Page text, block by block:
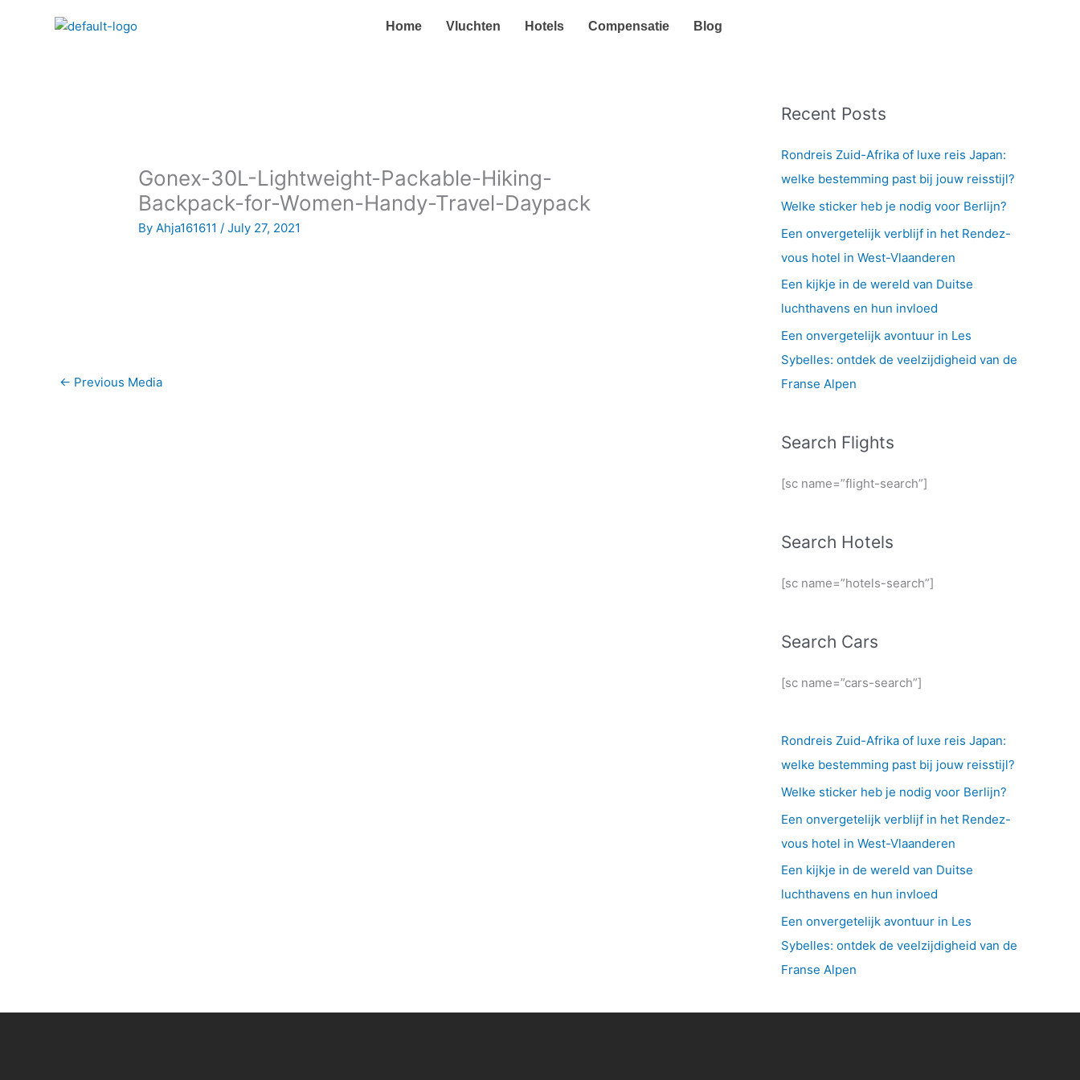
Home Vluchten Hotels Compensatie Blog
Gonex-30L-Lightweight-Packable-Hiking-
Backpack-for-Women-Handy-Travel-Daypack
ByAhja161611/July 27, 2021
← Previous Media
Recent Posts
Rondreis Zuid-Afrika of luxe reis Japan:
welke bestemming past bij jouw reisstijl?
Welke sticker heb je nodig voor Berlijn?
Een onvergetelijk verblijf in het Rendez-
vous hotel in West-Vlaanderen
Een kijkje in de wereld van Duitse
luchthavens en hun invloed
Een onvergetelijk avontuur in Les
Sybelles: ontdek de veelzijdigheid van de
Franse Alpen
Search Flights
[sc name=”flight-search”]
Search Hotels
[sc name=”hotels-search”]
Search Cars
[sc name=”cars-search”]
Rondreis Zuid-Afrika of luxe reis Japan:
welke bestemming past bij jouw reisstijl?
Welke sticker heb je nodig voor Berlijn?
Een onvergetelijk verblijf in het Rendez-
vous hotel in West-Vlaanderen
Een kijkje in de wereld van Duitse
luchthavens en hun invloed
Een onvergetelijk avontuur in Les
Sybelles: ontdek de veelzijdigheid van de
Franse Alpen